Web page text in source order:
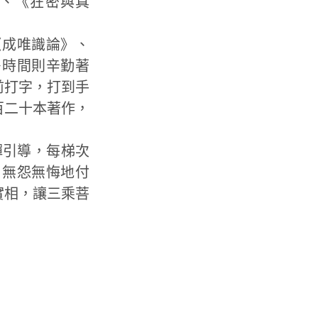
唯識論》、
間則辛勤著
字，打到手
十本著作，
導，每梯次
怨無悔地付
，讓三乘菩